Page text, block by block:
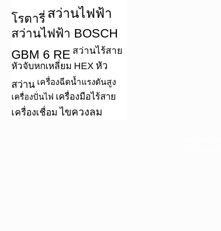
โรตารี่ สว่านไฟฟ้า
สว่านไฟฟ้า BOSCH
GBM 6 RE สว่านไร้สาย
หัวจับหกเหลี่ยม HEX หัว
สว่าน เครื่องฉีดน้ำแรงดันสูง
เครื่องปั่นไฟ เครื่องมือไร้สาย
เครื่องเชื่อม ไขควงลม